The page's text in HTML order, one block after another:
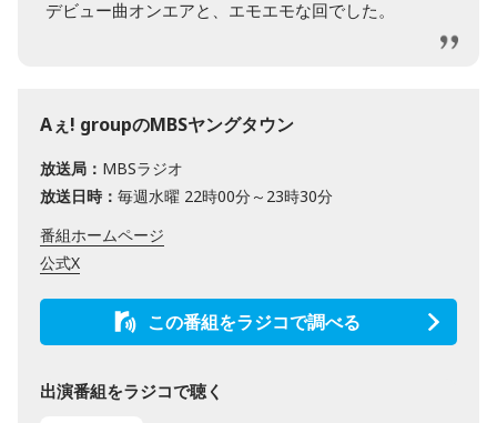
デビュー曲オンエアと、エモエモな回でした。
Aぇ! groupのMBSヤングタウン
放送局： MBSラジオ
放送日時： 毎週水曜 22時00分～23時30分
番組ホームページ
公式X
この番組をラジコで調べる
出演番組をラジコで聴く